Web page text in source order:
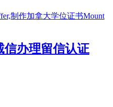
信办理留信认证